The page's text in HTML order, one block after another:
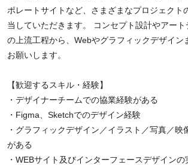
ポレートサイトなど、さまざまなプロジェクト
当していただきます。 コンセプト設計やアー
の上流工程から、Webやグラフィックデザイン
お願いします。
【歓迎するスキル・経験】
・デザイナーチームでの協業経験がある
・Figma、Sketchでのデザイン経験
・グラフィックデザイン／イラスト／写真／映
がある
・WEBサイト及びインターフェースデザインの